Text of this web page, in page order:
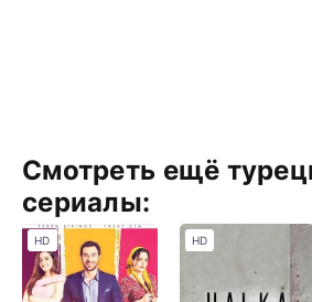
Смотреть ещё
сериалы:
HD HD